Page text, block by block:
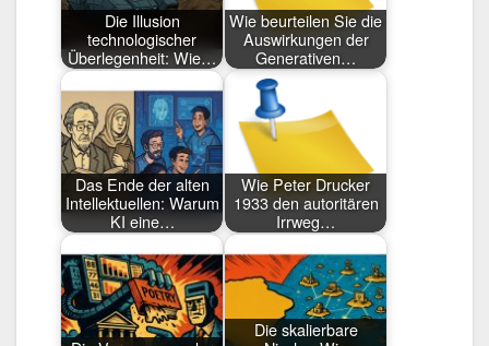
Die Illusion
technologischer
Überlegenheit: Wie…
Wie beurteilen Sie die
Auswirkungen der
Generativen…
Das Ende der alten
Intellektuellen: Warum
KI eine…
Wie Peter Drucker
1933 den autoritären
Irrweg…
Die skalierbare